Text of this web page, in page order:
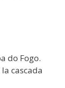
do Fogo.
cascada